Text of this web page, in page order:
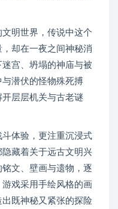
明世界，传说中这个
却在一夜之间神秘消
宫、坍塌的神庙与被
潜伏的怪物殊死搏
层层机关与古老谜
斗体验，更注重沉浸式
藏着关于远古文明兴
文、壁画与遗物，逐
戏采用手绘风格的画
既神秘又紧张的探险